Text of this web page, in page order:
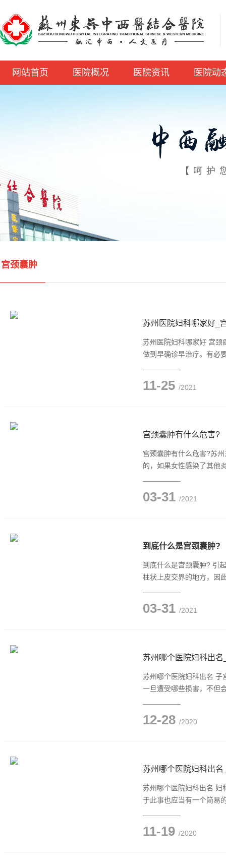
网站首页 医院概况 医院资讯 医院动
【呵护
宫颈囊肿
苏州医院妇科哪家好_
苏州医院妇科哪家好 宫颈
做到早确诊早治疗。有必
11-25 /2021
宫颈囊肿有什么危害?
宫颈囊肿有什么危害?苏
的，如果女性感染了其他
03-31 /2021
到底什么是宫颈囊肿?
到底什么是宫颈囊肿? 引
柱状上皮交界的地方，因
03-31 /2021
苏州哪个医院妇科出
苏州哪个医院妇科出名 子
一旦遭受哪些损害，不但
12-28 /2020
苏州哪个医院妇科出
苏州哪个医院妇科出名 妇
于此事也应当有一个简易
11-19 /2020